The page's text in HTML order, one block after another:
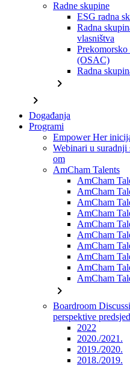
Radne skupine
ESG radna
Radna
vlasništva
(OSAC)
Radna
chevron_right
chevron_right
Događanja
Programi
Empower Her
Webinari u suradnji
om
AmCham Talents
AmCham
AmCham
AmCham
AmCham
AmCham
AmCham
AmCham
AmCham
AmCham
AmCham
chevron_right
Boardroom
perspektive
2022
2020./2021.
2019./2020.
2018./2019.